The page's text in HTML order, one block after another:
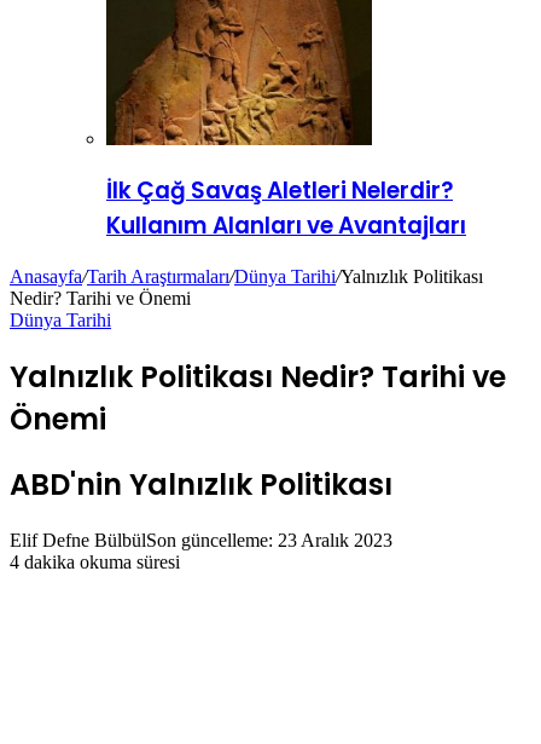
İlk Çağ Savaş Aletleri Nelerdir?
Kullanım Alanları ve Avantajları
Anasayfa/Tarih Araştırmaları/Dünya Tarihi/Yalnızlık Politikası
Nedir? Tarihi ve Önemi
Dünya Tarihi
Yalnızlık Politikası Nedir? Tarihi ve
Önemi
ABD'nin Yalnızlık Politikası
Elif Defne BülbülSon güncelleme: 23 Aralık 2023
4 dakika okuma süresi